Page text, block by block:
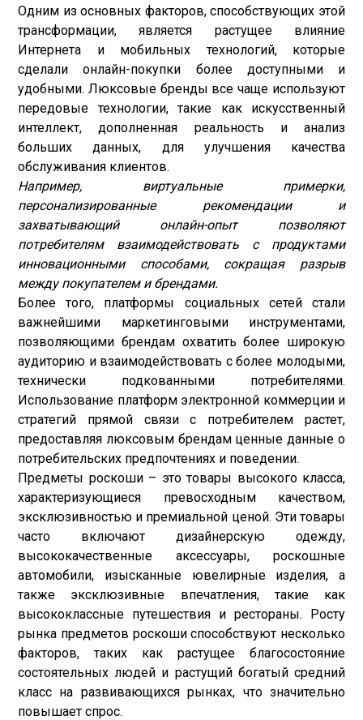
Одним из основных факторов, способствующих этой
трансформации, является растущее влияние
Интернета и мобильных технологий, которые
сделали онлайн-покупки более доступными и
удобными. Люксовые бренды все чаще используют
передовые технологии, такие как искусственный
интеллект, дополненная реальность и анализ
больших данных, для улучшения качества
обслуживания клиентов.
Например, виртуальные примерки,
персонализированные рекомендации и
захватывающий онлайн-опыт позволяют
потребителям взаимодействовать с продуктами
инновационными способами, сокращая разрыв
между покупателем и брендами.
Более того, платформы социальных сетей стали
важнейшими маркетинговыми инструментами,
позволяющими брендам охватить более широкую
аудиторию и взаимодействовать с более молодыми,
технически подкованными потребителями.
Использование платформ электронной коммерции и
стратегий прямой связи с потребителем растет,
предоставляя люксовым брендам ценные данные о
потребительских предпочтениях и поведении.
Предметы роскоши – это товары высокого класса,
характеризующиеся превосходным качеством,
эксклюзивностью и премиальной ценой. Эти товары
часто включают дизайнерскую одежду,
высококачественные аксессуары, роскошные
автомобили, изысканные ювелирные изделия, а
также эксклюзивные впечатления, такие как
высококлассные путешествия и рестораны. Росту
рынка предметов роскоши способствуют несколько
факторов, таких как растущее благосостояние
состоятельных людей и растущий богатый средний
класс на развивающихся рынках, что значительно
повышает спрос.